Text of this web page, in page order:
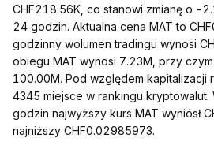
CHF218.56K, co stanowi zmianę o -
24 godzin. Aktualna cena MAT to
godzinny wolumen tradingu wynosi
obiegu MAT wynosi 7.23M, przy
100.00M. Pod względem kapitalizacji
4345 miejsce w rankingu
godzin najwyższy kurs MAT wyniósł
najniższy CHF0.02985973.